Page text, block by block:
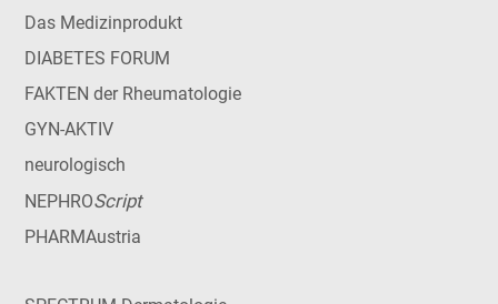
Das Medizinprodukt
DIABETES FORUM
FAKTEN der Rheumatologie
GYN-AKTIV
neurologisch
NEPHROScript
PHARMAustria